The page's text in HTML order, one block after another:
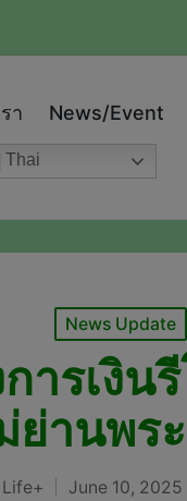
า News/Event
Thai
Posted
News Update
รเงิน
ย่านพร
June 10, 2025